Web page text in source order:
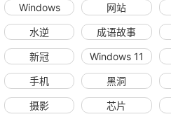
Windows 网站
水逆 成语故事
新冠 Windows 11
手机 黑洞
摄影 芯片